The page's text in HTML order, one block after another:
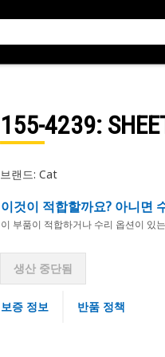
155-4239:
브랜드: Cat
이것이 적합할까요? 아니면
이 부품이 적합하거나 수리 옵션이 있
생산 중단됨
보증 정보 반품 정책